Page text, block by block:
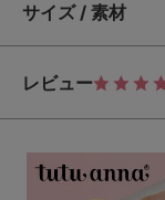
サイズ / 素材
レビュー